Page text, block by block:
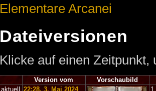
Elementare Arcanei
Dateiversionen
Klicke auf einen
Version vom
Vorschaubild
aktuell
22:28, 3. Mai 2024